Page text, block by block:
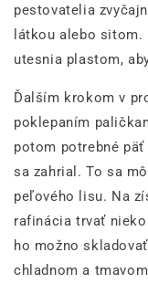
pestovatelia
látkou alebo
utesnia plastom,
Ďalším krokom v
poklepaním
potom potrebné
sa zahrial. To sa
peľového lisu. Na
rafinácia trvať
ho možno
chladnom a